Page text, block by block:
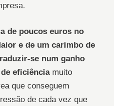
de poucos euros no
e de um carimbo de
se num ganho
eficiênciamuito
que conseguem
de cada vez que